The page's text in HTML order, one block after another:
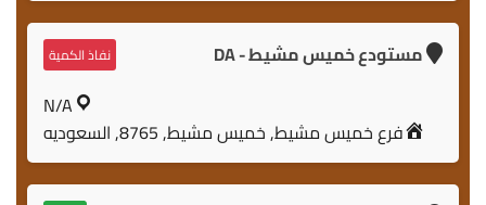
مستودع خميس مشيط - DA نفاذ الكمية
N/A
فرع خميس مشيط, خميس مشيط, 8765, السعوديه